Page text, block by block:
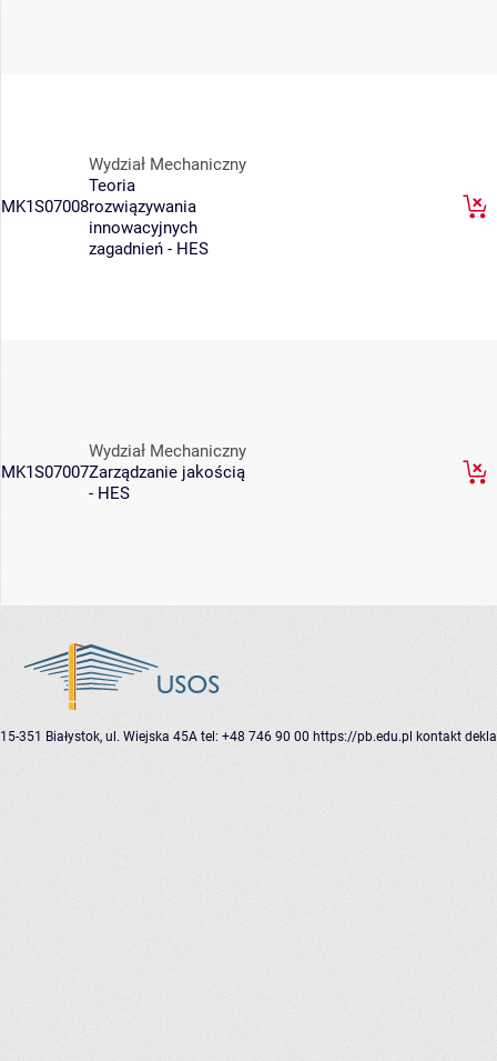
MK1S07008
Wydział Mechaniczny
Teoria
rozwiązywania
innowacyjnych
zagadnień - HES
MK1S07007
Wydział Mechaniczny
Zarządzanie jakością
- HES
15-351 Białystok, ul. Wiejska 45A tel: +48 746 90 00 https://pb.edu.pl kontakt